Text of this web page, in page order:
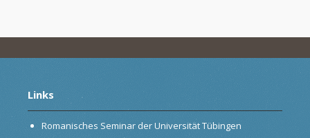
Links
Romanisches Seminar der Universität Tübingen